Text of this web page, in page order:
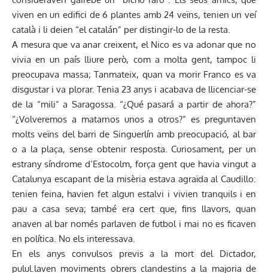
viven en un edifici de 6 plantes amb 24 veïns, tenien un veí
català i li deien “el catalán” per distingir-lo de la resta.
A mesura que va anar creixent, el Nico es va adonar que no
vivia en un país lliure però, com a molta gent, tampoc li
preocupava massa; Tanmateix, quan va morir Franco es va
disgustar i va plorar. Tenia 23 anys i acabava de llicenciar-se
de la “mili” a Saragossa. “¿Qué pasará a partir de ahora?”
“¿Volveremos a matarnos unos a otros?” es preguntaven
molts veïns del barri de Singuerlín amb preocupació, al bar
o a la plaça, sense obtenir resposta. Curiosament, per un
estrany síndrome d’Estocolm, força gent que havia vingut a
Catalunya escapant de la misèria estava agraïda al Caudillo:
tenien feina, havien fet algun estalvi i vivien tranquils i en
pau a casa seva; també era cert que, fins llavors, quan
anaven al bar només parlaven de futbol i mai no es ficaven
en política. No els interessava.
En els anys convulsos previs a la mort del Dictador,
pulul.laven moviments obrers clandestins a la majoria de